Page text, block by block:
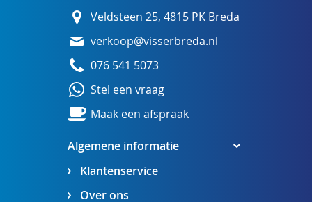
Algemene informatie
Klantenservice
Over ons
Veldsteen 25, 4815 PK Breda
verkoop@visserbreda.nl
076 541 5073
Stel een vraag
Maak een afspraak